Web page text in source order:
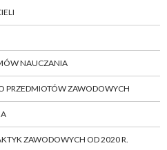
NAUCZANIA
PRZEDMIOTÓW ZAWODOWYCH
ZAWODOWYCH OD 2020 R.